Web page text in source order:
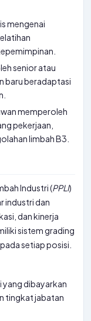
mengenai
senior atau
baru beradaptasi
memperoleh
pekerjaan,
limbah B3.
Industri (PPLI)
industri dan
dan kinerja
sistem grading
setiap posisi.
dibayarkan
tingkat jabatan